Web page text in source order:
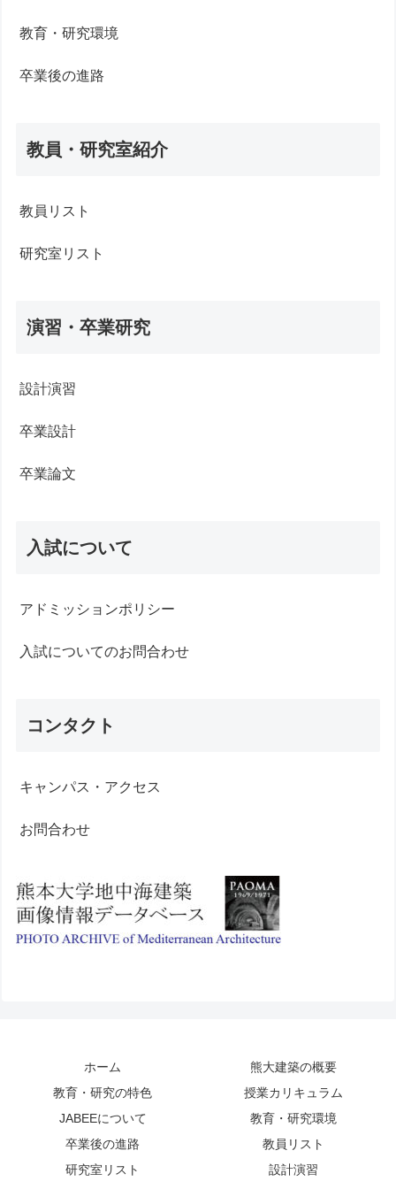
教育・研究環境
卒業後の進路
教員・研究室紹介
教員リスト
研究室リスト
演習・卒業研究
設計演習
卒業設計
卒業論文
入試について
アドミッションポリシー
入試についてのお問合わせ
コンタクト
キャンパス・アクセス
お問合わせ
ホーム
熊大建築の概要
教育・研究の特色
授業カリキュラム
JABEEについて
教育・研究環境
卒業後の進路
教員リスト
研究室リスト
設計演習